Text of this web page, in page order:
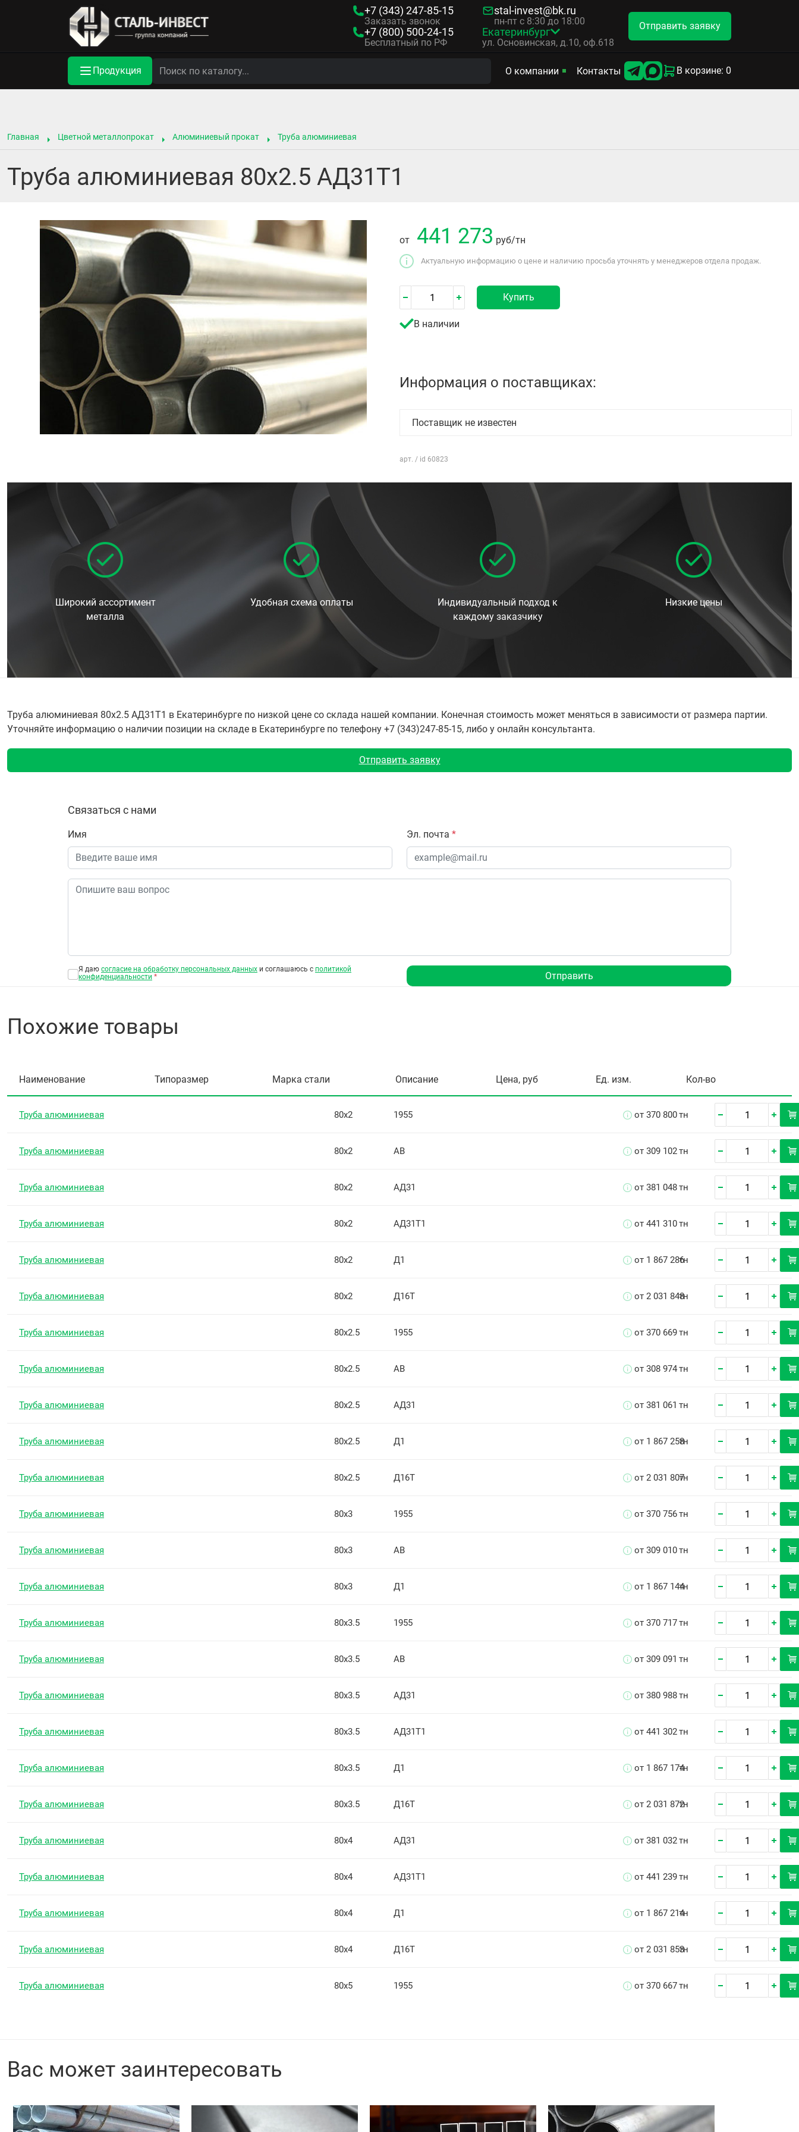
+7 (343) 247-85-15
Заказать звонок
+7 (800) 500-24-15
Бесплатный по РФ
stal-invest@bk.ru
пн-пт с 8:30 до 18:00
Екатеринбург
ул. Основинская, д.10, оф.618
Отправить заявку
Продукция О компании Контакты В корзине: 0
Главная Цветной металлопрокат Алюминиевый прокат Труба алюминиевая
Труба алюминиевая 80х2.5 АД31Т1
от 441 273 руб/тн
Актуальную информацию о цене и наличию просьба уточнять у менеджеров отдела продаж.
Купить
В наличии
Информация о поставщиках:
Поставщик не известен
арт. / id 60823
Широкий ассортимент
металла
Удобная схема оплаты
Индивидуальный подход к
каждому заказчику
Низкие цены
Труба алюминиевая 80х2.5 АД31Т1 в Екатеринбурге по низкой цене со склада нашей компании. Конечная стоимость может меняться в зависимости от размера партии.
Уточняйте информацию о наличии позиции на складе в Екатеринбурге по телефону +7 (343)247-85-15, либо у онлайн консультанта.
Отправить заявку
Связаться с нами
Имя Эл. почта *
Я даю согласие на обработку персональных данных и соглашаюсь с политикой
конфиденциальности * Отправить
Похожие товары
Наименование Типоразмер Марка стали Описание Цена, руб Ед. изм. Кол-во
Труба алюминиевая 80х2 1955 от 370 800тн
Труба алюминиевая 80х2 АВ от 309 102тн
Труба алюминиевая 80х2 АД31 от 381 048тн
Труба алюминиевая 80х2 АД31Т1 от 441 310тн
Труба алюминиевая 80х2 Д1 от 1 867 286тн
Труба алюминиевая 80х2 Д16Т от 2 031 848тн
Труба алюминиевая 80х2.5 1955 от 370 669тн
Труба алюминиевая 80х2.5 АВ от 308 974тн
Труба алюминиевая 80х2.5 АД31 от 381 061 тн
Труба алюминиевая 80х2.5 Д1 от 1 867 258тн
Труба алюминиевая 80х2.5 Д16Т от 2 031 807тн
Труба алюминиевая 80х3 1955 от 370 756тн
Труба алюминиевая 80х3 АВ от 309 010тн
Труба алюминиевая 80х3 Д1 от 1 867 144тн
Труба алюминиевая 80х3.5 1955 от 370 717тн
Труба алюминиевая 80х3.5 АВ от 309 091 тн
Труба алюминиевая 80х3.5 АД31 от 380 988тн
Труба алюминиевая 80х3.5 АД31Т1 от 441 302тн
Труба алюминиевая 80х3.5 Д1 от 1 867 174тн
Труба алюминиевая 80х3.5 Д16Т от 2 031 872тн
Труба алюминиевая 80х4 АД31 от 381 032тн
Труба алюминиевая 80х4 АД31Т1 от 441 239тн
Труба алюминиевая 80х4 Д1 от 1 867 214тн
Труба алюминиевая 80х4 Д16Т от 2 031 853тн
Труба алюминиевая 80х5 1955 от 370 667тн
Вас может заинтересовать